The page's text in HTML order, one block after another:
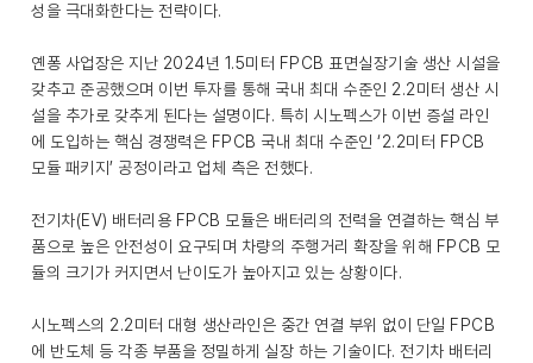
성을 극대화한다는 전략이다.
옌퐁 사업장은 지난 2024년 1.5미터 FPCB 표면실장기술 생산 시설을
갖추고 준공했으며 이번 투자를 통해 국내 최대 수준인 2.2미터 생산 시
설을 추가로 갖추게 된다는 설명이다. 특히 시노펙스가 이번 증설 라인
에 도입하는 핵심 경쟁력은 FPCB 국내 최대 수준인 ‘2.2미터 FPCB
모듈 패키지’ 공정이라고 업체 측은 전했다.
전기차(EV) 배터리용 FPCB 모듈은 배터리의 전력을 연결하는 핵심 부
품으로 높은 안전성이 요구되며 차량의 주행거리 확장을 위해 FPCB 모
듈의 크기가 커지면서 난이도가 높아지고 있는 상황이다.
시노펙스의 2.2미터 대형 생산라인은 중간 연결 부위 없이 단일 FPCB
에 반도체 등 각종 부품을 정밀하게 실장 하는 기술이다. 전기차 배터리